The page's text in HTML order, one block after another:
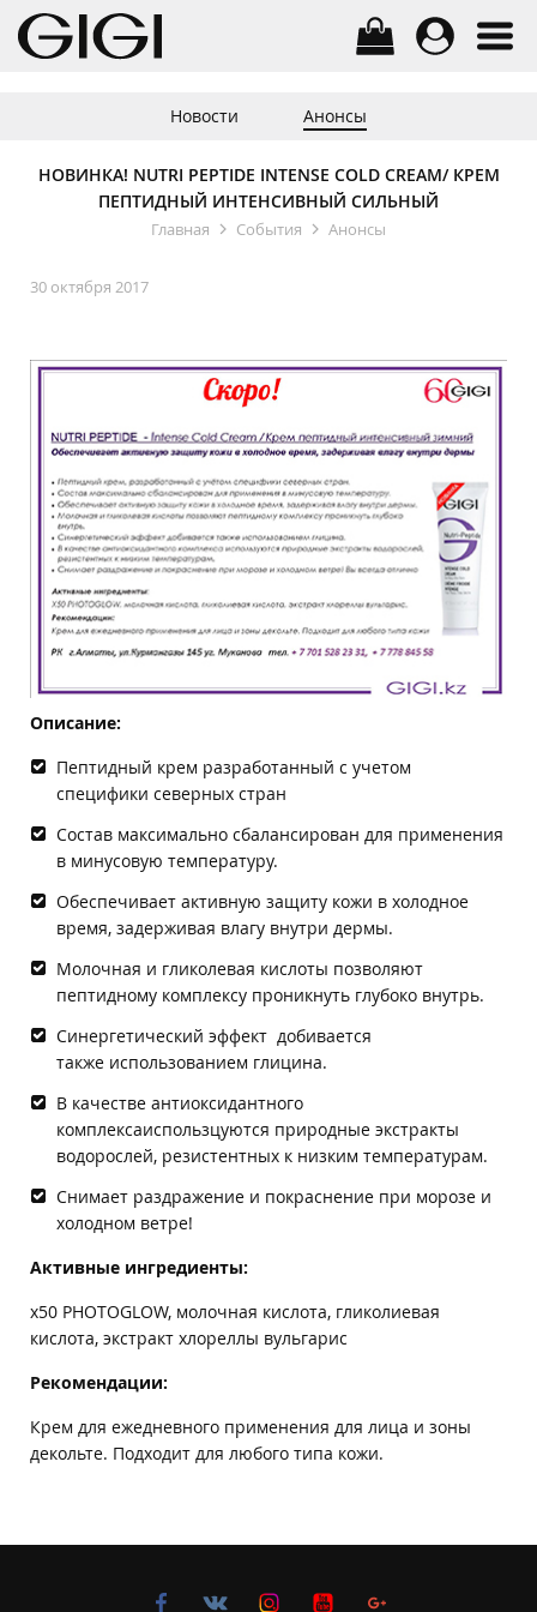
Новости Анонсы
НОВИНКА! NUTRI PEPTIDE INTENSE COLD CREAM/ КРЕМ
ПЕПТИДНЫЙ ИНТЕНСИВНЫЙ СИЛЬНЫЙ
Главная События Анонсы
30 октября 2017
Описание:
Пептидный крем разработанный с учетом
специфики северных стран
Состав максимально сбалансирован для применения
в минусовую температуру.
Обеспечивает активную защиту кожи в холодное
время, задерживая влагу внутри дермы.
Молочная и гликолевая кислоты позволяют
пептидному комплексу проникнуть глубоко внутрь.
Синергетический эффект добивается
также использованием глицина.
В качестве антиоксидантного
комплексаиспользцуются природные экстракты
водорослей, резистентных к низким температурам.
Снимает раздражение и покраснение при морозе и
холодном ветре!
Активные ингредиенты:
x50 PHOTOGLOW, молочная кислота, гликолиевая
кислота, экстракт хлореллы вульгарис
Рекомендации:
Крем для ежедневного применения для лица и зоны
декольте. Подходит для любого типа кожи.